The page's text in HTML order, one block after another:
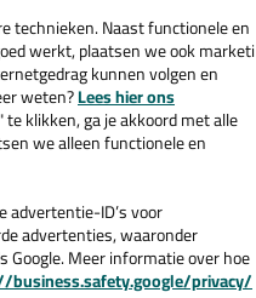
op te nemen bij vragen)
technieken. Naast functionele en
werkt, plaatsen we ook
kunnen volgen en
weten?Lees hier ons
te klikken, ga je akkoord met alle
we alleen functionele en
advertentie-ID’s voor
advertenties, waaronder
Meer informatie over hoe
privacy/